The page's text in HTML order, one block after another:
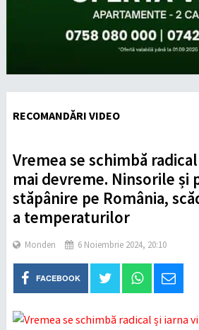
RECOMANDĂRI VIDEO
Vremea se schimbă
mai devreme. Ninsorile și
stăpânire pe România,
a temperaturilor
Monden 6 Noiembrie 2024, 20:10
FACEBOOK